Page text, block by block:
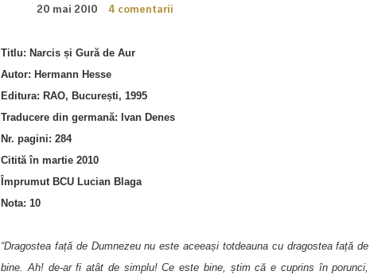
20 mai 2010 4 comentarii
Titlu: Narcis și Gură de Aur
Autor: Hermann Hesse
Editura: RAO, București, 1995
Traducere din germană: Ivan Denes
Nr. pagini: 284
Citită în martie 2010
Împrumut BCU Lucian Blaga
Nota: 10
“Dragostea față de Dumnezeu nu este aceeași totdeauna cu dragostea față de
bine. Ah! de-ar fi atât de simplu! Ce este bine, știm că e cuprins în porunci,